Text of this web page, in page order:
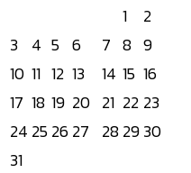
1
2
3 4 5 6 7 8 9
10 11 12 13 14 15 16
17 18 19 20 21 22 23
24 2526 27 282930
31